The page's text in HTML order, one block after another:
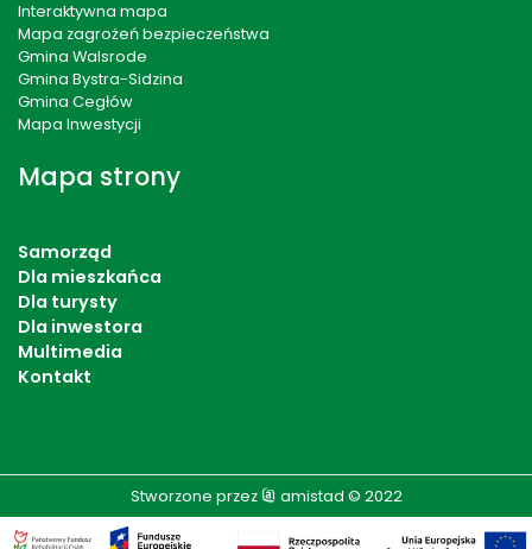
Interaktywna mapa
Mapa zagrożeń bezpieczeństwa
Gmina Walsrode
Gmina Bystra-Sidzina
Gmina Cegłów
Mapa Inwestycji
Mapa strony
Samorząd
Dla mieszkańca
Dla turysty
Dla inwestora
Multimedia
Kontakt
Stworzone przez amistad © 2022